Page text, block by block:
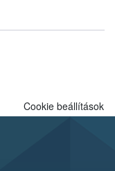
elleni további
termesztésben is
Cookie beállítások